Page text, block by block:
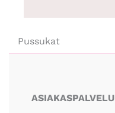
Pussukat
ASIAKASPALVELU